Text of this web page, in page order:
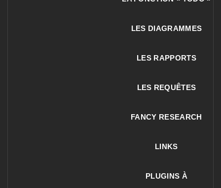
LES DIAGRAMMES
LES RAPPORTS
LES REQUÊTES
FANCY RESEARCH
LINKS
PLUGINS À